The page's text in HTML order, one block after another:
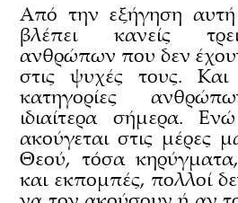
Από την εξήγηση
βλέπει κανείς
ανθρώπων που δεν
στις ψυχές τους. Και
κατηγορίες
ιδιαίτερα σήμερα.
ακούγεται στις μέρες
Θεού, τόσα κηρύγματα,
και εκπομπές, πολλοί